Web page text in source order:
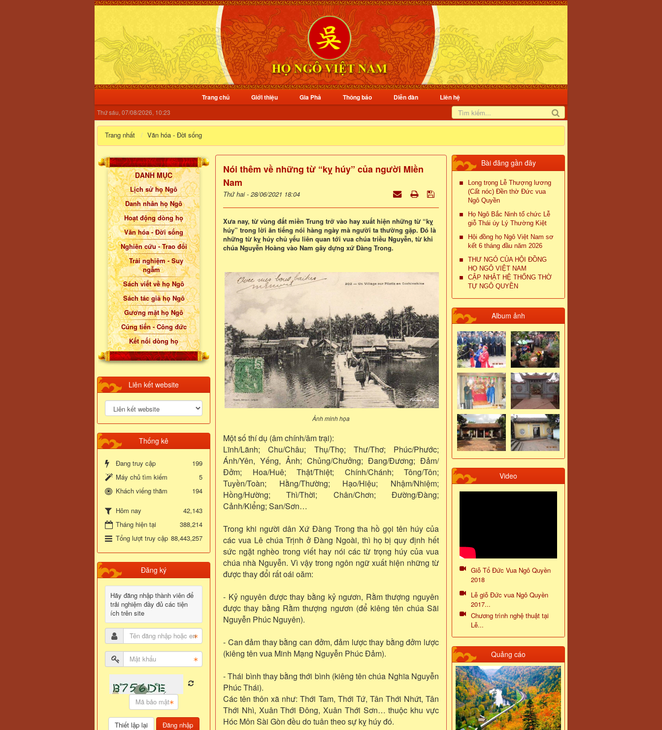
Trang chủ Giới thiệu Gia Phả Thông báo Diễn đàn Liên hệ
Thứ sáu, 07/08/2026, 10:23
Trang nhất Văn hóa - Đời sống
Nói thêm về những từ “kỵ húy” của người Miền
Nam
Thứ hai - 28/06/2021 18:04
Xưa nay, từ vùng đất miền Trung trở vào hay xuất hiện những từ “kỵ
húy” trong lời ăn tiếng nói hàng ngày mà người ta thường gặp. Đó là
những từ kỵ húy chủ yếu liên quan tới vua chúa triều Nguyễn, từ khi
chúa Nguyễn Hoàng vào Nam gây dựng xứ Đàng Trong.
Ảnh minh họa
Một số thí dụ (âm chính/âm trại):
Lĩnh/Lãnh; Chu/Châu; Thụ/Thọ; Thư/Thơ; Phúc/Phước;
Ánh/Yên, Yếng, Ảnh; Chủng/Chưởng; Đang/Đương; Đảm/
Đởm; Hoa/Huê; Thật/Thiệt; Chính/Chánh; Tông/Tôn;
Tuyền/Toàn; Hằng/Thường; Hạo/Hiệu; Nhậm/Nhiệm;
Hồng/Hường; Thì/Thời; Chân/Chơn; Đường/Đàng;
Cảnh/Kiểng; San/Sơn…
Trong khi người dân Xứ Đàng Trong tha hồ gọi tên húy của
các vua Lê chúa Trịnh ở Đàng Ngoài, thì họ bị quy định hết
sức ngặt nghèo trong viết hay nói các từ trọng húy của vua
chúa nhà Nguyễn. Vì vậy trong ngôn ngữ xuất hiện những từ
được thay đổi rất oái oăm:
- Kỷ nguyên được thay bằng kỷ ngươn, Rằm thượng nguyên
được thay bằng Rằm thượng ngươn (để kiêng tên chúa Sãi
Nguyễn Phúc Nguyên).
- Can đảm thay bằng can đởm, đảm lược thay bằng đởm lược
(kiêng tên vua Minh Mạng Nguyễn Phúc Đảm).
- Thái bình thay bằng thới bình (kiêng tên chúa Nghĩa Nguyễn
Phúc Thái).
Các tên thôn xã như: Thới Tam, Thới Tứ, Tân Thới Nhứt, Tân
Thới Nhì, Xuân Thới Đông, Xuân Thới Sơn… thuộc khu vực
Hóc Môn Sài Gòn đều do tuân theo sự kỵ húy đó.
Bài đăng gần đây
Long trọng Lễ Thượng lương
(Cất nóc) Đền thờ Đức vua
Ngô Quyền
Họ Ngô Bắc Ninh tổ chức Lễ
giỗ Thái úy Lý Thường Kiệt
Hội đồng họ Ngô Việt Nam sơ
kết 6 tháng đầu năm 2026
THƯ NGỎ CỦA HỘI ĐỒNG
HỌ NGÔ VIỆT NAM
CẬP NHẬT HỆ THỐNG THỜ
TỰ NGÔ QUYỀN
Album ảnh
Video
Giỗ Tổ Đức Vua Ngô Quyền
2018
Lễ giỗ Đức vua Ngô Quyền
2017...
Chương trình nghệ thuật tại
Lễ...
Quảng cáo
DANH MỤC
Lịch sử họ Ngô
Danh nhân họ Ngô
Hoạt động dòng họ
Văn hóa - Đời sống
Nghiên cứu - Trao đổi
Trải nghiệm - Suy
ngẫm
Sách viết về họ Ngô
Sách tác giả họ Ngô
Gương mặt họ Ngô
Cúng tiến - Công đức
Kết nối dòng họ
Liên kết website
Thống kê
Đang truy cập
199
Máy chủ tìm kiếm
5
Khách viếng thăm
194
Hôm nay
42,143
Tháng hiện tại
388,214
Tổng lượt truy cập 88,443,257
Đăng ký
Hãy đăng nhập thành viên để
trải nghiệm đầy đủ các tiện
ích trên site
Đăng nhập